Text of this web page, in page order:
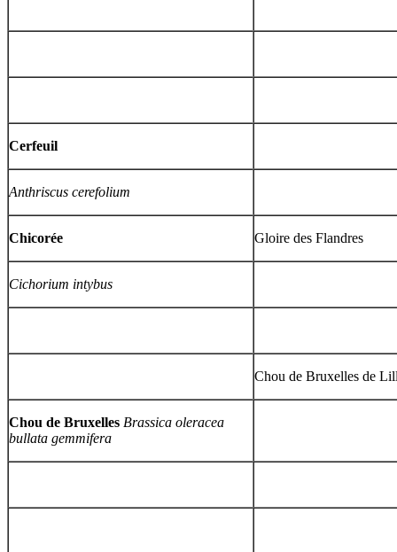
Cerfeuil
Anthriscus cerefolium
Chicorée Gloire des Flandres
Cichorium intybus
Chou de Bruxelles de
Chou de Bruxelles Brassica oleracea
bullata gemmifera